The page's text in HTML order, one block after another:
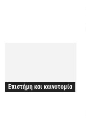
Επιστήμη και καινοτομία